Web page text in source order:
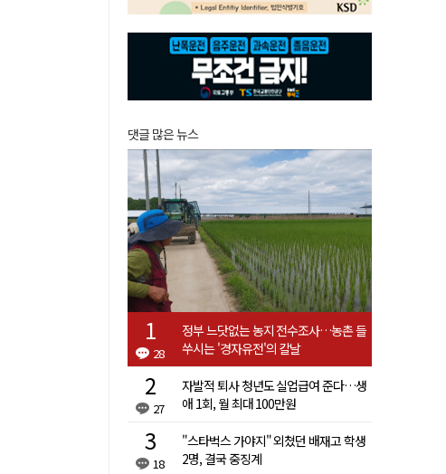
댓글 많은 뉴스
28
정부 느닷없는 농지 전수조사…농촌 들
쑤시는 '경자유전'의 칼날
27
자발적 퇴사 청년도 실업급여 준다…생
애 1회, 월 최대 100만원
18
"스타벅스 가야지" 외쳤던 배재고 학생
2명, 결국 중징계